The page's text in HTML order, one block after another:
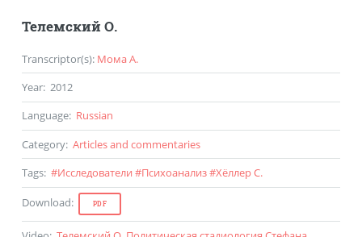
Телемский О.
Transcriptor(s): Мома А.
Year: 2012
Language: Russian
Category: Articles and commentaries
Tags: #Исследователи #Психоанализ#Хёллер С.
Download: PDF